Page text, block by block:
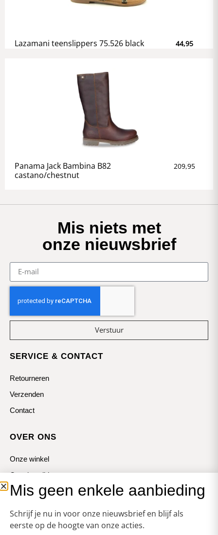
Lazamani teenslippers 75.526 black 44,95
Panama Jack Bambina B82
castano/chestnut
209,95
Mis niets met
onze nieuwsbrief
Verstuur
SERVICE & CONTACT
Retourneren
Verzenden
Contact
OVER ONS
Onze winkel
Openingstijden
Koopzondagen
Mis geen enkele aanbieding
Schrijf je nu in voor onze nieuwsbrief en blijf als
eerste op de hoogte van onze acties.